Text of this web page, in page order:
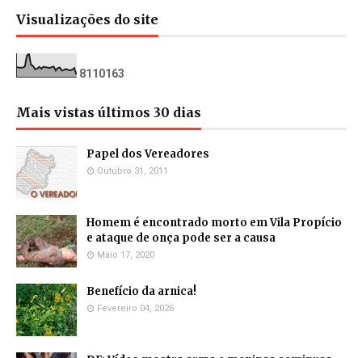
Visualizações do site
81 1 01 63
Mais vistas últimos 30 dias
Papel dos Vereadores
Outubro 31, 2011
Homem é encontrado morto em Vila Propício
e ataque de onça pode ser a causa
Maio 17, 2020
Benefício da arnica!
Fevereiro 04, 2026